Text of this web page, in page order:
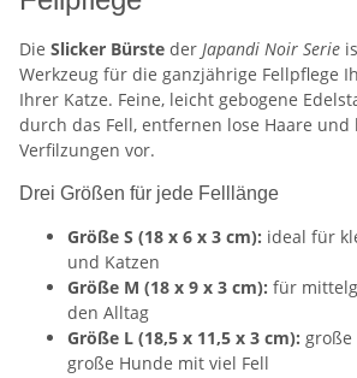
Die Slicker Bürste der Japandi Noir Serie
Werkzeug für die ganzjährige Fellpflege
Ihrer Katze. Feine, leicht gebogene
durch das Fell, entfernen lose Haare und
Verfilzungen vor.
Drei Größen für jede Felllänge
Größe S (18 x 6 x 3 cm): ideal für
und Katzen
Größe M (18 x 9 x 3 cm): für
den Alltag
Größe L (18,5 x 11,5 x 3 cm):
große Hunde mit viel Fell